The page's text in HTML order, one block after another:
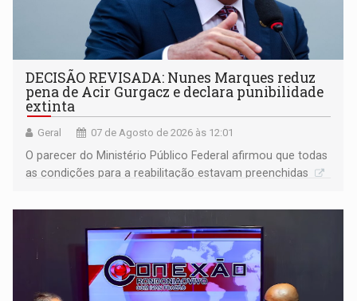
DECISÃO REVISADA: Nunes Marques reduz
pena de Acir Gurgacz e declara punibilidade
extinta
Geral 07 de Agosto de 2026 às 12:01
O parecer do Ministério Público Federal afirmou que todas
as condições para a reabilitação estavam preenchidas